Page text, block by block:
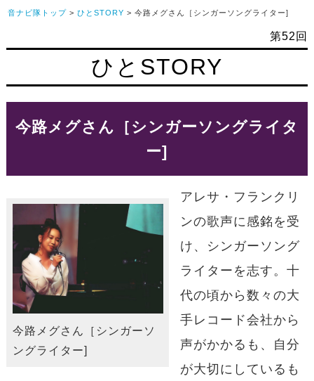
音ナビ隊トップ >ひとSTORY > 今路メグさん［シンガーソングライター]
第52回
ひとSTORY
今路メグさん［シンガーソングライタ
ー]
今路メグさん［シンガーソ
ングライター]
アレサ・フランクリ
ンの歌声に感銘を受
け、シンガーソング
ライターを志す。十
代の頃から数々の大
手レコード会社から
声がかかるも、自分
が大切にしているも